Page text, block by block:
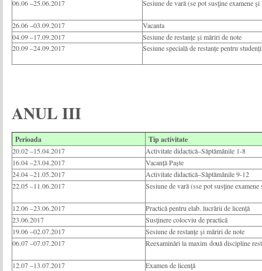
06.06 –25.06.2017
Sesiune de vară (se pot susţine examene
26.06 –03.09.2017
Vacanta
04.09 –17.09.2017
Sesiune de restanțe și măriri de note
20.09 –24.09.2017
Sesiune specială de restanțe pentru
ANUL III
Perioada Tip activitate
20.02 –15.04.2017
Activitate didactică–Săptămânile 1-8
16.04 –23.04.2017
Vacanță Paște
24.04 –21.05.2017
Activitate didactică–Săptămânile 9-12
22.05 –11.06.2017
Sesiune de vară (sse pot susţine
12.06 –23.06.2017
Practică pentru elab. lucrării de licență
23.06.2017
Susţinere colocviu depractică
19.06 –02.07.2017
Sesiune de restanţe și măriri de note
06.07 –07.07.2017
Reexaminări la maxim douădiscipline
12.07 –13.07.2017
Examen de licenţă